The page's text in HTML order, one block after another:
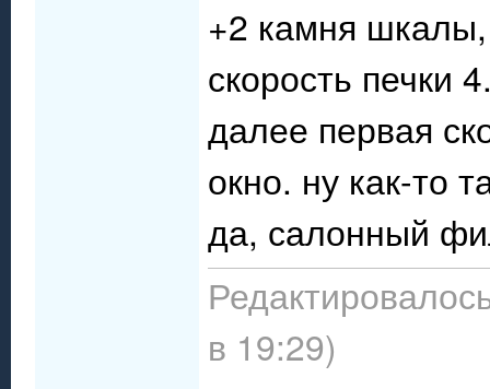
+2 камня шкалы,
скорость печки
далее первая
окно. ну как-то
да, салонный
в 19:29)